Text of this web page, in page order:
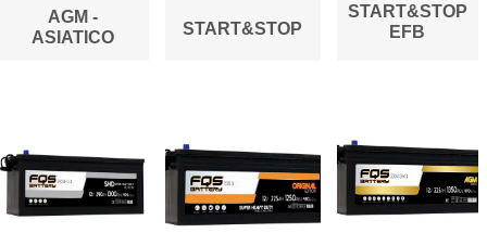
AGM -
ASIATICO
START&STOP
START&STOP
EFB